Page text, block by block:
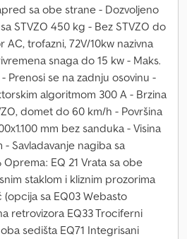
sa obe strane - Dozvoljeno
STVZO 450 kg - Bez STVZO do
trofazni, 72V/10kw nazivna
snaga do 15 kw - Maks.
Prenosi se na zadnju osovinu -
algoritmom 300 A - Brzina
domet do 60 km/h - Površina
mm bez sanduka - Visina
Savladavanje nagiba sa
EQ 21 Vrata sa obe
staklom i kliznim prozorima
sa EQ03 Webasto
retrovizora EQ33 Trociferni
sedišta EQ71 Integrisani